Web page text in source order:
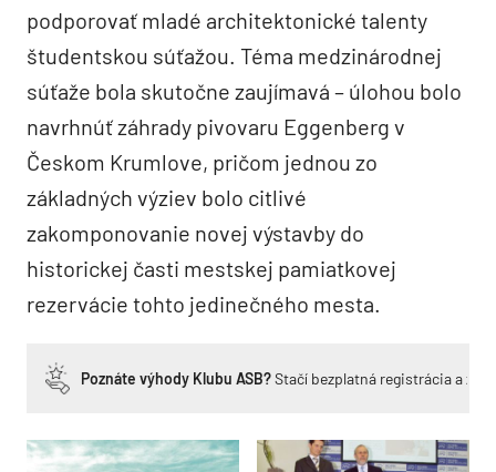
podporovať mladé architektonické talenty
študentskou súťažou. Téma medzinárodnej
súťaže bola skutočne zaujímavá – úlohou bolo
navrhnúť záhrady pivovaru Eggenberg v
Českom Krumlove, pričom jednou zo
základných výziev bolo citlivé
zakomponovanie novej výstavby do
historickej časti mestskej pamiatkovej
rezervácie tohto jedinečného mesta.
Poznáte výhody Klubu ASB?Stačí bezplatná registrácia a